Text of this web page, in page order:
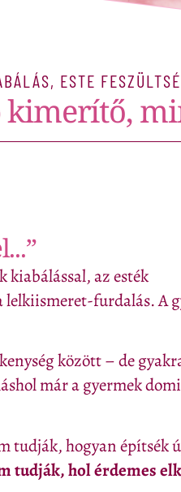
ESTE
kiabálással, az esték
lelkiismeret-furdalás. A
között – de
már a gyermek
tudják, hogyan építsék
tudják, hol érdemes